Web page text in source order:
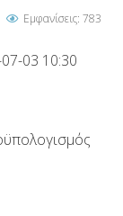
Εμφανίσεις: 783
03 10:30